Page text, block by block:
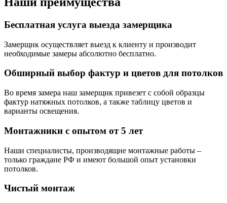
Бесплатная услуга выезда замерщика
Замерщик осуществляет выезд к клиенту и производит
необходимые замеры абсолютно бесплатно.
Обширный выбор фактур и цветов для потолков
Во время замера наш замерщик привезет с собой образцы
фактур натяжных потолков, а также таблицу цветов и
варианты освещения.
Монтажники с опытом от 5 лет
Наши специалисты, производящие монтажные работы –
только граждане РФ и имеют большой опыт установки
потолков.
Чистый монтаж